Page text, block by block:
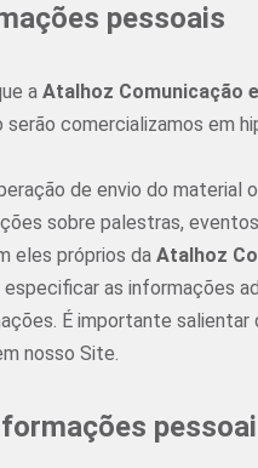
pessoais
a Atalhoz Comunicação
comercializamos em
de envio do
sobre palestras,
eles próprios da Atalhoz
as informações
É importante
nosso Site.